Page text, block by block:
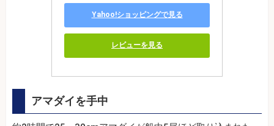
Yahoo!ショッピングで見る
レビューを見る
アマダイを手中